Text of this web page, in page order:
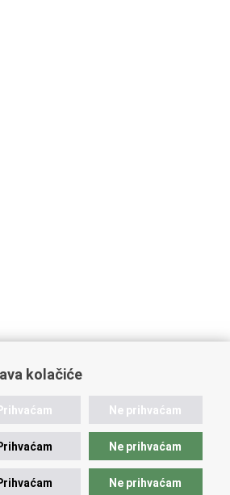
kolačiće
Ne prihvaćam
Ne prihvaćam
Ne prihvaćam